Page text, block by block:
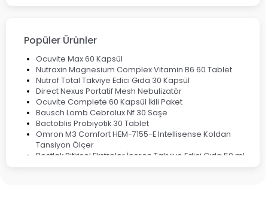
Popüler Ürünler
Ocuvite Max 60 Kapsül
Nutraxin Magnesium Complex Vitamin B6 60 Tablet
Nutrof Total Takviye Edici Gıda 30 Kapsül
Direct Nexus Portatif Mesh Nebulizatör
Ocuvite Complete 60 Kapsül İkili Paket
Bausch Lomb Cebrolux Nf 30 Saşe
Bactoblis Probiyotik 30 Tablet
Omron M3 Comfort HEM-7155-E Intellisense Koldan
Tansiyon Ölçer
Bestlak Bitkisel Ekstreler İçeren Takviye Edici Gıda 50 ml